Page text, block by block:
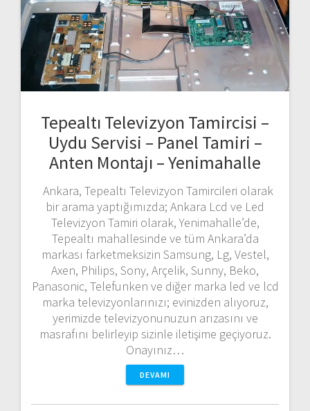
Tepealtı Televizyon Tamircisi –
Uydu Servisi – Panel Tamiri –
Anten Montajı – Yenimahalle
Ankara, Tepealtı Televizyon Tamircileri olarak
bir arama yaptığımızda; Ankara Lcd ve Led
Televizyon Tamiri olarak, Yenimahalle’de,
Tepealtı mahallesinde ve tüm Ankara’da
markası farketmeksizin Samsung, Lg, Vestel,
Axen, Philips, Sony, Arçelik, Sunny, Beko,
Panasonic, Telefunken ve diğer marka led ve lcd
marka televizyonlarınızı; evinizden alıyoruz,
yerimizde televizyonunuzun arızasını ve
masrafını belirleyip sizinle iletişime geçiyoruz.
Onayınız…
DEVAMI